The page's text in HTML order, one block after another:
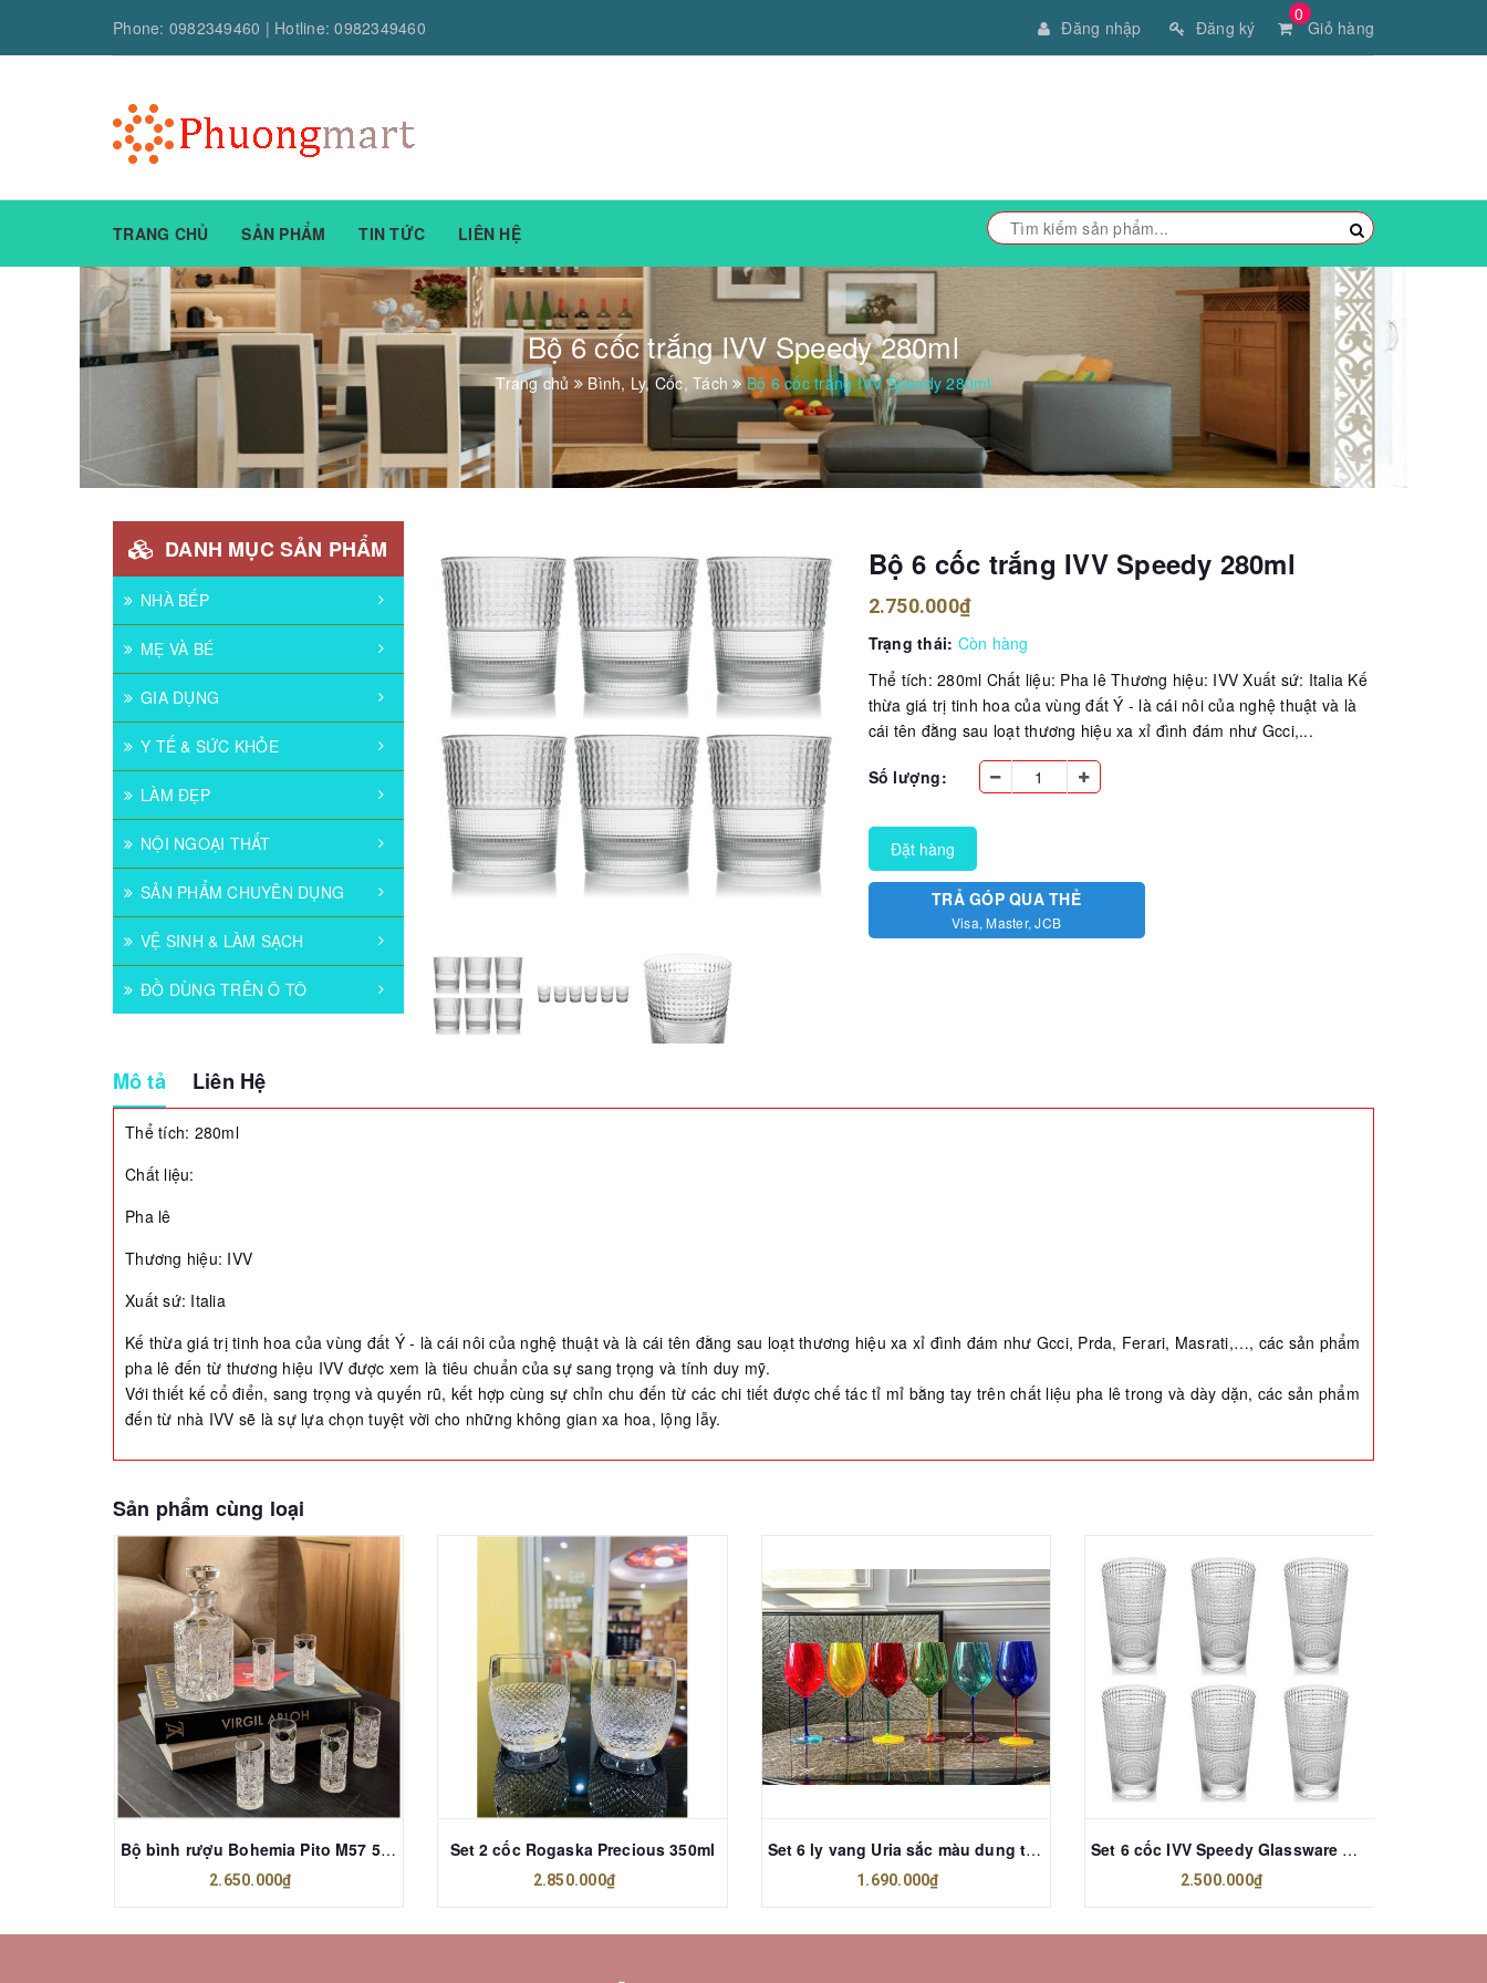
Phone: 0982349460 | Hotline:0982349460
0
Giỏ hàng
Đăng nhập Đăng ký
TRANG CHỦ SẢN PHẨM TIN TỨC LIÊN HỆ
Bộ 6 cốc trắng IVV Speedy 280ml
Trang chủ Bình, Ly, Cốc, Tách Bộ 6 cốc trắng IVV Speedy 280ml
DANH MỤC SẢN PHẨM
NHÀ BẾP
MẸ VÀ BÉ
GIA DỤNG
Y TẾ & SỨC KHỎE
LÀM ĐẸP
NỘI NGOẠI THẤT
SẢN PHẨM CHUYÊN DỤNG
VỆ SINH & LÀM SẠCH
ĐỒ DÙNG TRÊN Ô TÔ
Bộ 6 cốc trắng IVV Speedy 280ml
2.750.000₫
Trạng thái: Còn hàng
Thể tích: 280ml Chất liệu: Pha lê Thương hiệu: IVV Xuất sứ: Italia Kế
thừa giá trị tinh hoa của vùng đất Ý - là cái nôi của nghệ thuật và là
cái tên đằng sau loạt thương hiệu xa xỉ đình đám như Gcci,...
Số lượng:
Đặt hàng
TRẢ GÓP QUA THẺ
Visa, Master, JCB
Mô tả Liên Hệ
Thể tích: 280ml
Chất liệu:
Pha lê
Thương hiệu: IVV
Xuất sứ: Italia
Kế thừa giá trị tinh hoa của vùng đất Ý - là cái nôi của nghệ thuật và là cái tên đằng sau loạt thương hiệu xa xỉ đình đám như Gcci, Prda, Ferari, Masrati,…, các sản phẩm
pha lê đến từ thương hiệu IVV được xem là tiêu chuẩn của sự sang trọng và tính duy mỹ.
Với thiết kế cổ điển, sang trọng và quyến rũ, kết hợp cùng sự chỉn chu đến từ các chi tiết được chế tác tỉ mỉ bằng tay trên chất liệu pha lê trong và dày dặn, các sản phẩm
đến từ nhà IVV sẽ là sự lựa chọn tuyệt vời cho những không gian xa hoa, lộng lẫy.
Sản phẩm cùng loại
Bộ bình rượu Bohemia Pito M57 500ml
2.650.000₫
Set 2 cốc Rogaska Precious 350ml
2.850.000₫
Set 6 ly vang Uria sắc màu dung tích 600ml Bohemia
1.690.000₫
Set 6 cốc IVV Speedy Glassware Cooler 400ml
2.500.000₫